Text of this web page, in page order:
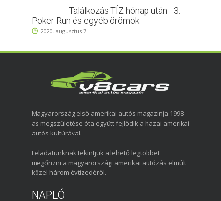
Találkozás TÍZ hónap után - 3.
Poker Run és egyéb örömök
2020. augusztus 7.
Magyarország első amerikai autós magazinja 1998-
as megszületése óta együtt fejlődik a hazai amerikai
autós kultúrával.
Feladatunknak tekintjük a lehető legtöbbet
megőrizni a magyarországi amerikai autózás elmúlt
közel három évtizedéről.
NAPLÓ